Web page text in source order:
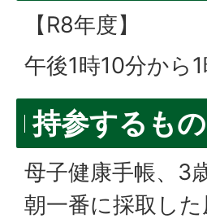
【R8年度】
午後1時10分から
持参するもの
母子健康手帳、3
朝一番に採取し